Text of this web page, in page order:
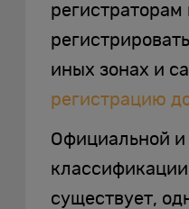
регистраторам
иных зонах и
регистрацию
Официальной
существует,